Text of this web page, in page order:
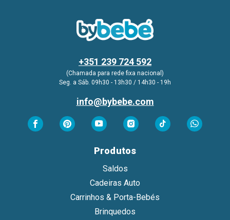
+351 239 724 592
(Chamada para rede fixa nacional)
Seg. a Sáb. 09h30 - 13h30 / 14h30 - 19h
info@bybebe.com
Produtos
Saldos
Cadeiras Auto
Carrinhos & Porta-Bebés
Brinquedos